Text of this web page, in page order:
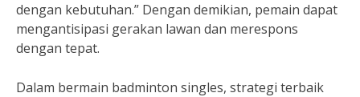
dengan kebutuhan.” Dengan demikian, pemain dapat
mengantisipasi gerakan lawan dan merespons
dengan tepat.
Dalam bermain badminton singles, strategi terbaik